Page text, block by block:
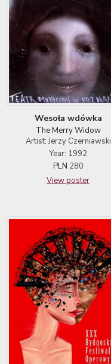
Wesoła wdówka
The Merry Widow
Artist: Jerzy Czerniawski
Year: 1992
PLN 280
View poster